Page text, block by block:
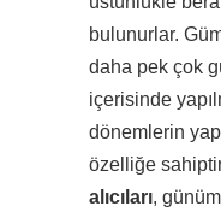
bulunurlar.
daha pek çok
içerisinde
dönemlerin
özelliğe
alıcıları,